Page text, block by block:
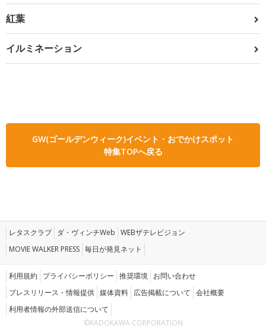
紅葉
イルミネーション
GW(ゴールデンウィーク)イベント・おでかけスポット
特集TOPへ戻る
レタスクラブ ダ・ヴィンチWeb WEBザテレビジョン
MOVIE WALKER PRESS 毎日が発見ネット
利用規約 プライバシーポリシー 推奨環境 お問い合わせ
プレスリリース・情報提供 媒体資料 広告掲載について 会社概要
利用者情報の外部送信について
©KADOKAWA CORPORATION